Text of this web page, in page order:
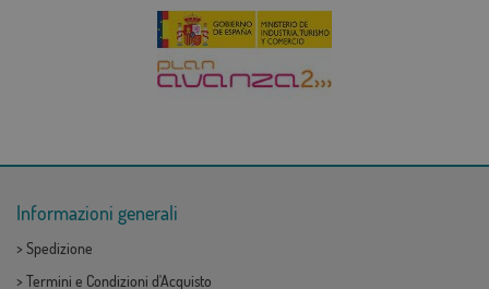
Informazioni generali
> Spedizione
> Termini e Condizioni d'Acquisto